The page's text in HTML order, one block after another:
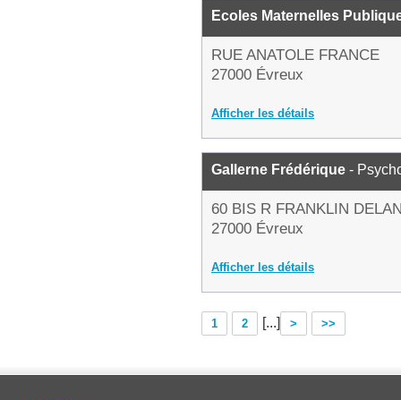
Ecoles Maternelles
RUE ANATOLE FRANCE
27000 Évreux
Afficher les détails
Gallerne Frédérique -
60 BIS R FRANKLIN
27000 Évreux
Afficher les détails
1 2 [...] > >>